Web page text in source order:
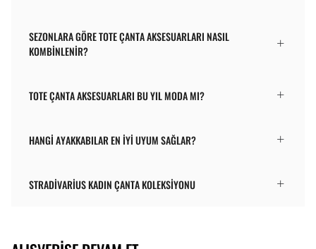
SEZONLARA GÖRE TOTE ÇANTA AKSESUARLARI NASIL
KOMBINLENIR?
TOTE ÇANTA AKSESUARLARI BU YIL MODA MI?
HANGI AYAKKABILAR EN IYI UYUM SAĞLAR?
STRADIVARIUS KADIN ÇANTA KOLEKSIYONU